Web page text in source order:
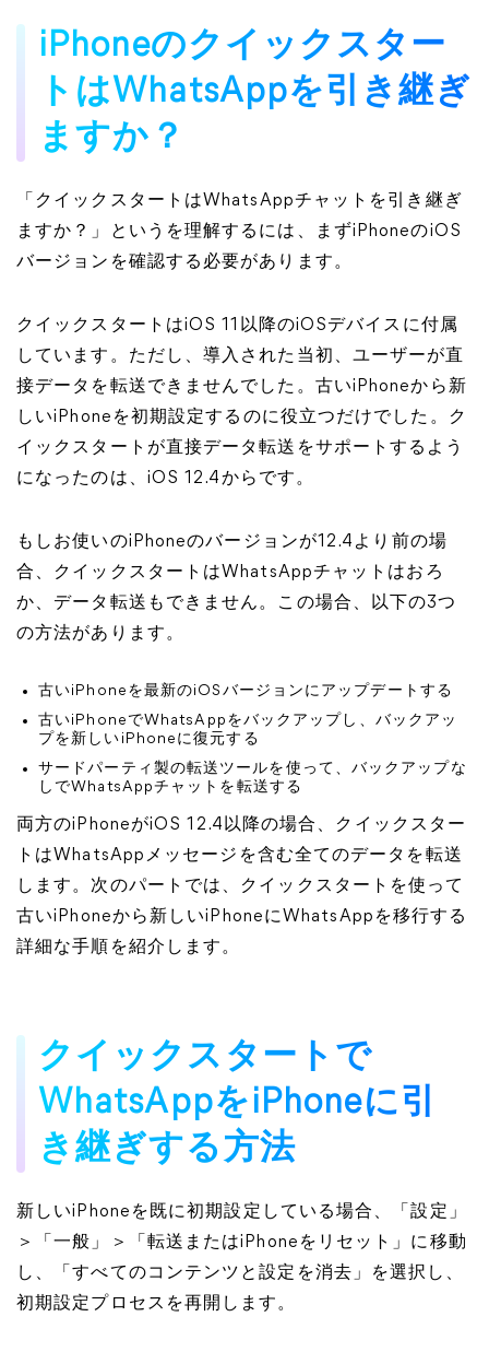
iPhoneのクイックスター
トはWhatsAppを引き継ぎ
ますか？
「クイックスタートはWhatsAppチャットを引き継ぎ
ますか？」というを理解するには、まずiPhoneのiOS
バージョンを確認する必要があります。
クイックスタートはiOS 11以降のiOSデバイスに付属
しています。ただし、導入された当初、ユーザーが直
接データを転送できませんでした。古いiPhoneから新
しいiPhoneを初期設定するのに役立つだけでした。ク
イックスタートが直接データ転送をサポートするよう
になったのは、iOS 12.4からです。
もしお使いのiPhoneのバージョンが12.4より前の場
合、クイックスタートはWhatsAppチャットはおろ
か、データ転送もできません。この場合、以下の3つ
の方法があります。
古いiPhoneを最新のiOSバージョンにアップデートする
古いiPhoneでWhatsAppをバックアップし、バックアッ
プを新しいiPhoneに復元する
サードパーティ製の転送ツールを使って、バックアップな
しでWhatsAppチャットを転送する
両方のiPhoneがiOS 12.4以降の場合、クイックスター
トはWhatsAppメッセージを含む全てのデータを転送
します。次のパートでは、クイックスタートを使って
古いiPhoneから新しいiPhoneにWhatsAppを移行する
詳細な手順を紹介します。
クイックスタートで
WhatsAppをiPhoneに引
き継ぎする方法
新しいiPhoneを既に初期設定している場合、「設定」
＞「一般」＞「転送またはiPhoneをリセット」に移動
し、「すべてのコンテンツと設定を消去」を選択し、
初期設定プロセスを再開します。